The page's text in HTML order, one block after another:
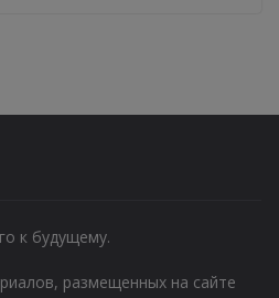
к будущему.
размещенных на сайте